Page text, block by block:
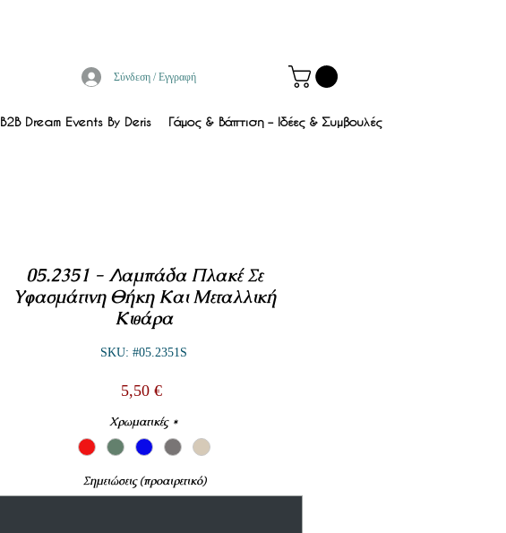
Σύνδεση / Εγγραφή
B2B Dream Events By Deris Γάμος & Βάπτιση – Ιδέες & Συμβουλές
05.2351 - Λαμπάδα Πλακέ Σε
Υφασμάτινη Θήκη Και Μεταλλική
Κιθάρα
SKU: #05.2351S
5,50 €Τιμή
Χρωματικές *
Σημειώσεις (προαιρετικό)